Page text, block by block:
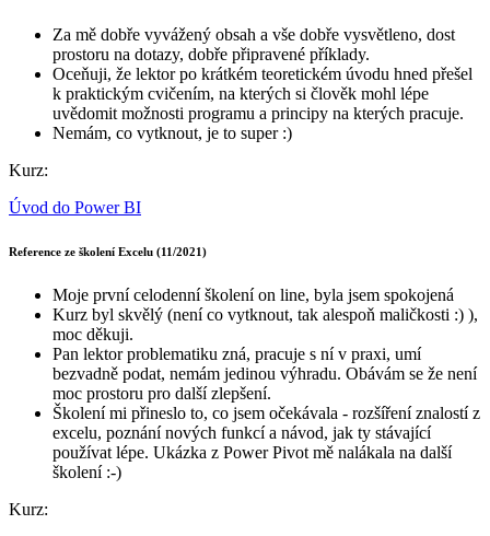
Za mě dobře vyvážený obsah a vše dobře vysvětleno, dost
prostoru na dotazy, dobře připravené příklady.
Oceňuji, že lektor po krátkém teoretickém úvodu hned přešel
k praktickým cvičením, na kterých si člověk mohl lépe
uvědomit možnosti programu a principy na kterých pracuje.
Nemám, co vytknout, je to super :)
Kurz:
Úvod do Power BI
Reference ze školení Excelu (11/2021)
Moje první celodenní školení on line, byla jsem spokojená
Kurz byl skvělý (není co vytknout, tak alespoň maličkosti :) ),
moc děkuji.
Pan lektor problematiku zná, pracuje s ní v praxi, umí
bezvadně podat, nemám jedinou výhradu. Obávám se že není
moc prostoru pro další zlepšení.
Školení mi přineslo to, co jsem očekávala - rozšíření znalostí z
excelu, poznání nových funkcí a návod, jak ty stávající
používat lépe. Ukázka z Power Pivot mě nalákala na další
školení :-)
Kurz: